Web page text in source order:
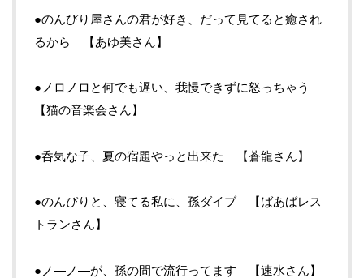
●のんびり屋さんの君が好き、だって見てると癒され
るから 【あゆ美さん】
●ノロノロと何でも遅い、我慢できずに怒っちゃう
【猫の音楽会さん】
●呑気な子、夏の宿題やっと出来た 【蒼龍さん】
●のんびりと、寝てる私に、孫ダイブ 【ばあばレス
トランさん】
●ノ―ノ―が、孫の間で流行ってます 【速水さん】